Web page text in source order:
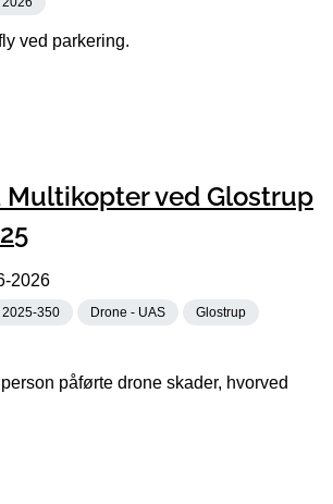
ved parkering.
Multikopter ved Glostrup
2026
2025-350 Drone - UAS Glostrup
påførte drone skader, hvorved